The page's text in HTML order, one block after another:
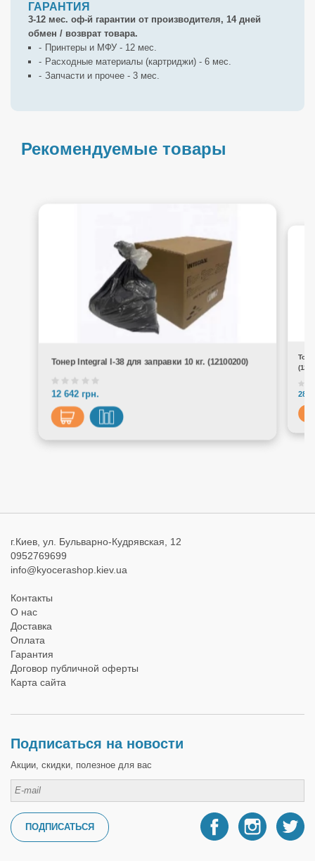
ГАРАНТИЯ
3-12 мес. оф-й гарантии от производителя, 14 дней
обмен / возврат товара.
Принтеры и МФУ - 12 мес.
Расходные материалы (картриджи) - 6 мес.
Запчасти и прочее - 3 мес.
Рекомендуемые товары
Тонер Integral I-38 для заправки 10 кг. (12100200)
12 642 грн. 282
Контакты
О нас
Доставка
Оплата
Гарантия
Договор публичной оферты
Карта сайта
г.Киев, ул. Бульварно-Кудрявская, 12
0952769699
info@kyocerashop.kiev.ua
Подписаться на новости
Акции, скидки, полезное для вас
ПОДПИСАТЬСЯ